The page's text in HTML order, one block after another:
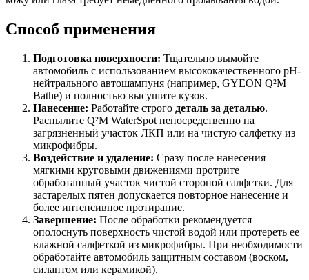
Способ применения
Подготовка поверхности: Тщательно вымойте
автомобиль с использованием высококачественного pH-
нейтрального автошампуня (например, GYEON Q²M
Bathe) и полностью высушите кузов.
Нанесение: Работайте строго деталь за деталью.
Распылите Q²M WaterSpot непосредственно на
загрязненный участок ЛКП или на чистую салфетку из
микрофибры.
Воздействие и удаление: Сразу после нанесения
мягкими круговыми движениями протрите
обработанный участок чистой стороной салфетки. Для
застарелых пятен допускается повторное нанесение и
более интенсивное протирание.
Завершение: После обработки рекомендуется
ополоснуть поверхность чистой водой или протереть ее
влажной салфеткой из микрофибры. При необходимости
обработайте автомобиль защитным составом (воском,
силантом или керамикой).